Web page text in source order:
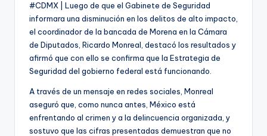
#CDMX | Luego de que el Gabinete de Seguridad
informara una disminución en los delitos de alto impacto,
el coordinador de la bancada de Morena en la Cámara
de Diputados, Ricardo Monreal, destacó los resultados y
afirmó que con ello se confirma que la Estrategia de
Seguridad del gobierno federal está funcionando.
A través de un mensaje en redes sociales, Monreal
aseguró que, como nunca antes, México está
enfrentando al crimen y a la delincuencia organizada, y
sostuvo que las cifras presentadas demuestran que no